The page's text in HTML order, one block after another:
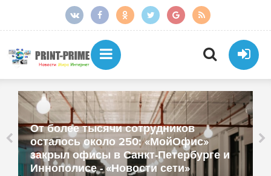
От более тысячи сотрудников
осталось около 250: «МойОфис»
закрыл офисы в Санкт-Петербурге и
Иннополисе - «Новости сети»